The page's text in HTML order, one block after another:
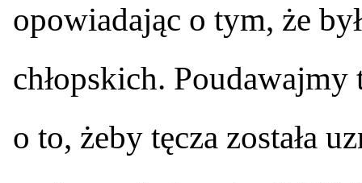
opowiadając o tym, że
chłopskich.
o to, żeby tęcza została